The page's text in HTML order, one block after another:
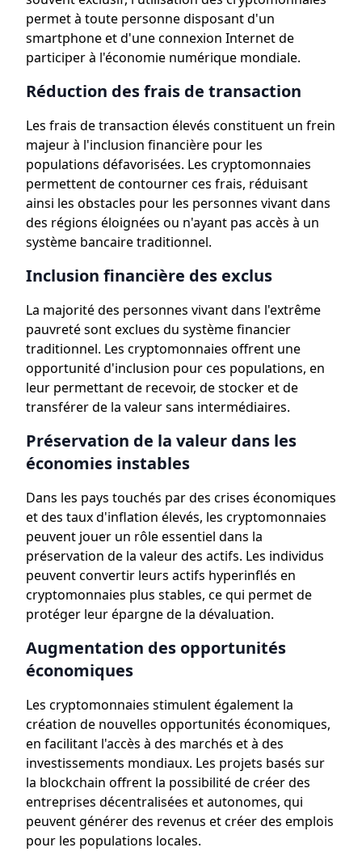
permet à toute personne disposant d'un
smartphone et d'une connexion Internet de
participer à l'économie numérique mondiale.
Réduction des frais de transaction
Les frais de transaction élevés constituent un frein
majeur à l'inclusion financière pour les
populations défavorisées. Les cryptomonnaies
permettent de contourner ces frais, réduisant
ainsi les obstacles pour les personnes vivant dans
des régions éloignées ou n'ayant pas accès à un
système bancaire traditionnel.
Inclusion financière des exclus
La majorité des personnes vivant dans l'extrême
pauvreté sont exclues du système financier
traditionnel. Les cryptomonnaies offrent une
opportunité d'inclusion pour ces populations, en
leur permettant de recevoir, de stocker et de
transférer de la valeur sans intermédiaires.
Préservation de la valeur dans les
économies instables
Dans les pays touchés par des crises économiques
et des taux d'inflation élevés, les cryptomonnaies
peuvent jouer un rôle essentiel dans la
préservation de la valeur des actifs. Les individus
peuvent convertir leurs actifs hyperinflés en
cryptomonnaies plus stables, ce qui permet de
protéger leur épargne de la dévaluation.
Augmentation des opportunités
économiques
Les cryptomonnaies stimulent également la
création de nouvelles opportunités économiques,
en facilitant l'accès à des marchés et à des
investissements mondiaux. Les projets basés sur
la blockchain offrent la possibilité de créer des
entreprises décentralisées et autonomes, qui
peuvent générer des revenus et créer des emplois
pour les populations locales.